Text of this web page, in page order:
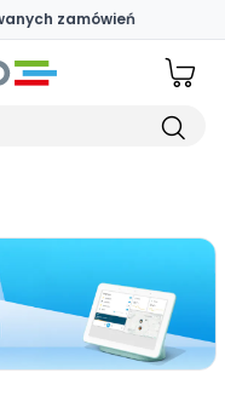
zamówień